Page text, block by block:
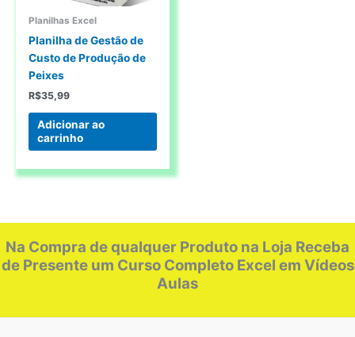
Planilhas Excel
Planilha de Gestão de
Custo de Produção de
Peixes
R$35,99
Adicionar ao
carrinho
Na Compra de qualquer Produto na Loja Receba
de Presente um Curso Completo Excel em Vídeos
Aulas